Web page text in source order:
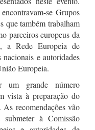
se Grupos
que também trabalham
parceiros europeus da
a Rede Europeia de
e autoridades
Europeia.
um grande número
vista à preparação do
recomendações vão
à Comissão